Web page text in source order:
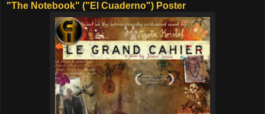
"The Notebook" ("El Cuaderno") Poster